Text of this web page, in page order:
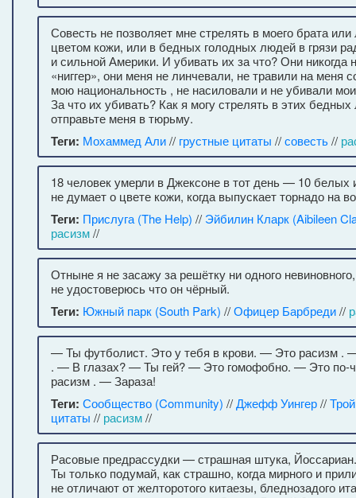
Совесть не позволяет мне стрелять в моего брата
цветом кожи, или в бедных голодных людей в грязи
и сильной Америки. И убивать их за что? Они никогда
«ниггер», они меня не линчевали, не травили на меня
мою национальность , не насиловали и не убивали
За что их убивать? Как я могу стрелять в этих
отправьте меня в тюрьму.
Теги: Мохаммед Али// грустные цитаты //совесть//
18 человек умерли в Джексоне в тот день — 10 белых
не думает о цвете кожи, когда выпускает торнадо на
Теги: Прислуга (The Help) // Эйбилин Кларк (Aibileen
расизм//
Отныне я не засажу за решётку ни одного
не удостоверюсь что он чёрный.
Теги: Южный парк (South Park) //Офицер Барбреди//
— Ты футболист. Это у тебя в крови. — Это расизм
. — В глазах? — Ты гей? — Это гомофобно. — Это по-
расизм . — Зараза!
Теги: Сообщество (Community) //Джефф Уингер//
цитаты // расизм//
Расовые предрассудки — страшная штука,
Ты только подумай, как страшно, когда мирного и
не отличают от желторотого китаезы, бледнозадого